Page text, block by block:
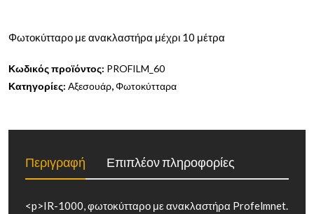
Φωτοκύτταρο με ανακλαστήρα μέχρι 10 μέτρα
Κωδικός προϊόντος: PROFILM_60
Κατηγορίες: Αξεσουάρ,Φωτοκύτταρα
Περιγραφή Επιπλέον πληροφορίες
<p>IR-1000, φωτοκύτταρο με ανακλαστήρα Profelmnet.